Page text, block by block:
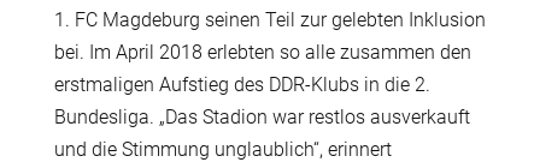
1. FC Magdeburg seinen Teil zur gelebten Inklusion
bei. Im April 2018 erlebten so alle zusammen den
erstmaligen Aufstieg des DDR-Klubs in die 2.
Bundesliga. „Das Stadion war restlos ausverkauft
und die Stimmung unglaublich“, erinnert